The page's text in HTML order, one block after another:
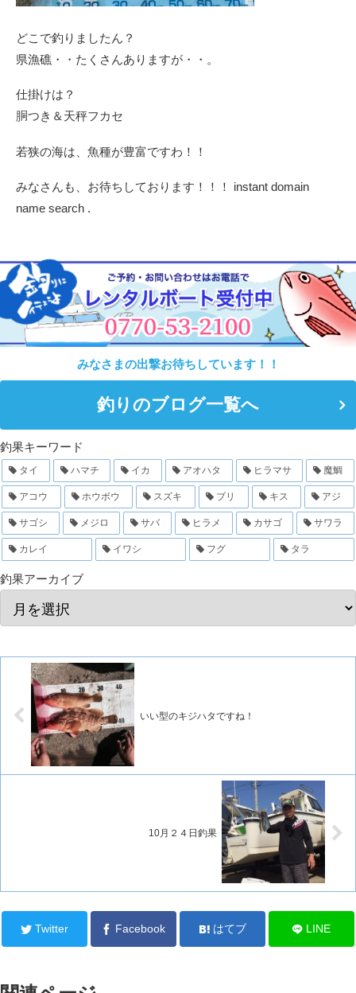
どこで釣りましたん？
県漁礁・・たくさんありますが・・。
仕掛けは？
胴つき＆天秤フカセ
若狭の海は、魚種が豊富ですわ！！
みなさんも、お待ちしております！！！ instant domain
name search .
みなさまの出撃お待ちしています！！
釣りのブログ一覧へ
釣果キーワード
タイ ハマチ イカ アオハタ ヒラマサ 魔鯛
アコウ ホウボウ スズキ ブリ キス アジ
サゴシ メジロ サバ ヒラメ カサゴ サワラ
カレイ イワシ フグ タラ
釣果アーカイブ
いい型のキジハタですね！
10月２４日釣果
Twitter Facebook はてブ LINE